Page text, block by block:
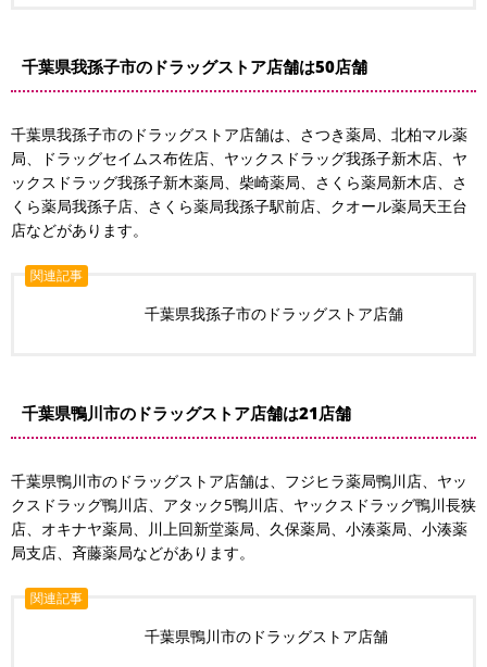
千葉県我孫子市のドラッグストア店舗は50店舗
千葉県我孫子市のドラッグストア店舗は、さつき薬局、北柏マル薬
局、ドラッグセイムス布佐店、ヤックスドラッグ我孫子新木店、ヤ
ックスドラッグ我孫子新木薬局、柴崎薬局、さくら薬局新木店、さ
くら薬局我孫子店、さくら薬局我孫子駅前店、クオール薬局天王台
店などがあります。
関連記事
千葉県我孫子市のドラッグストア店舗
千葉県鴨川市のドラッグストア店舗は21店舗
千葉県鴨川市のドラッグストア店舗は、フジヒラ薬局鴨川店、ヤッ
クスドラッグ鴨川店、アタック5鴨川店、ヤックスドラッグ鴨川長狭
店、オキナヤ薬局、川上回新堂薬局、久保薬局、小湊薬局、小湊薬
局支店、斉藤薬局などがあります。
関連記事
千葉県鴨川市のドラッグストア店舗